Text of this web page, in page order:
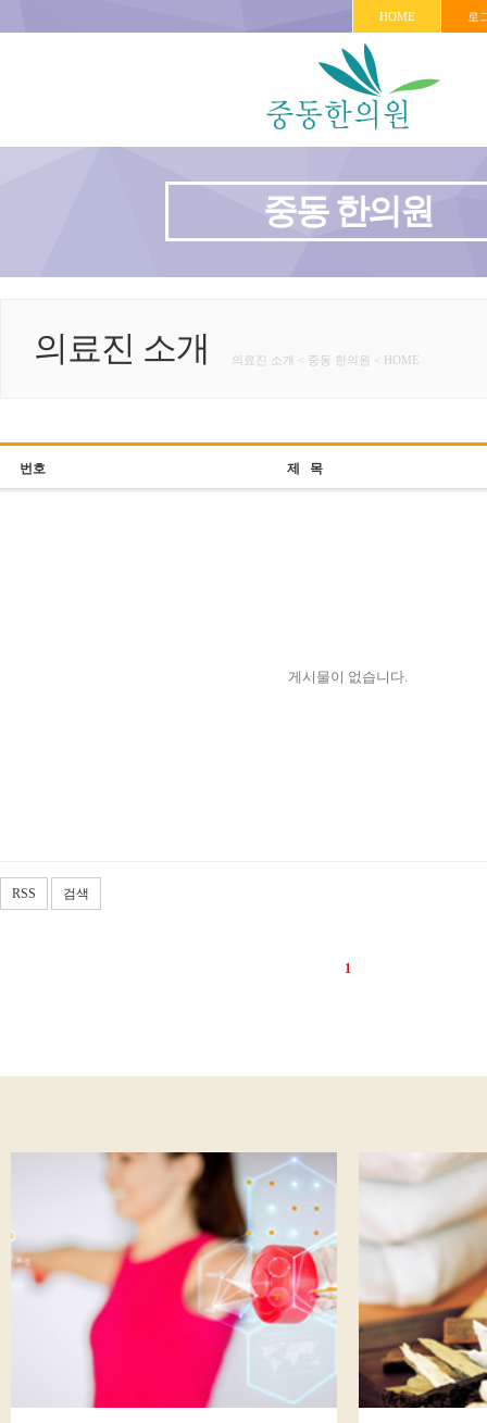
HOME 로
중동 한의원
의료진 소개 의료진 소개 < 중동 한의원 < HOME
번호 제 목
게시물이 없습니다.
RSS 검색
1